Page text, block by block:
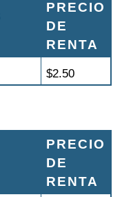
PRECIO
DE
RENTA
$2.50
PRECIO
DE
RENTA